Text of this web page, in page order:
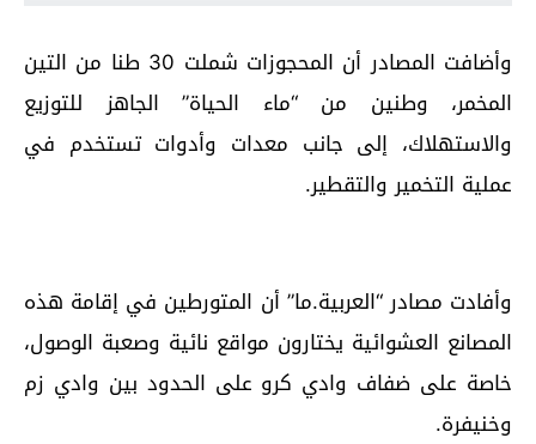
وأضافت المصادر أن المحجوزات شملت 30 طنا من التين
المخمر، وطنين من “ماء الحياة” الجاهز للتوزيع
والاستهلاك، إلى جانب معدات وأدوات تستخدم في
عملية التخمير والتقطير.
وأفادت مصادر “العربية.ما” أن المتورطين في إقامة هذه
المصانع العشوائية يختارون مواقع نائية وصعبة الوصول،
خاصة على ضفاف وادي كرو على الحدود بين وادي زم
وخنيفرة.